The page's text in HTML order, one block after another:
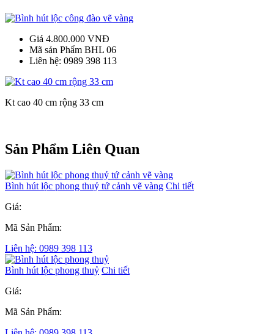
Giá 4.800.000 VNĐ
Mã sản Phẩm BHL 06
Liên hệ: 0989 398 113
Kt cao 40 cm rộng 33 cm
Sản Phẩm Liên Quan
Bình hút lộc phong thuỷ tứ cảnh vẽ vàng Chi tiết
Giá:
Mã Sản Phẩm:
Liên hệ: 0989 398 113
Bình hút lộc phong thuỷ Chi tiết
Giá:
Mã Sản Phẩm: